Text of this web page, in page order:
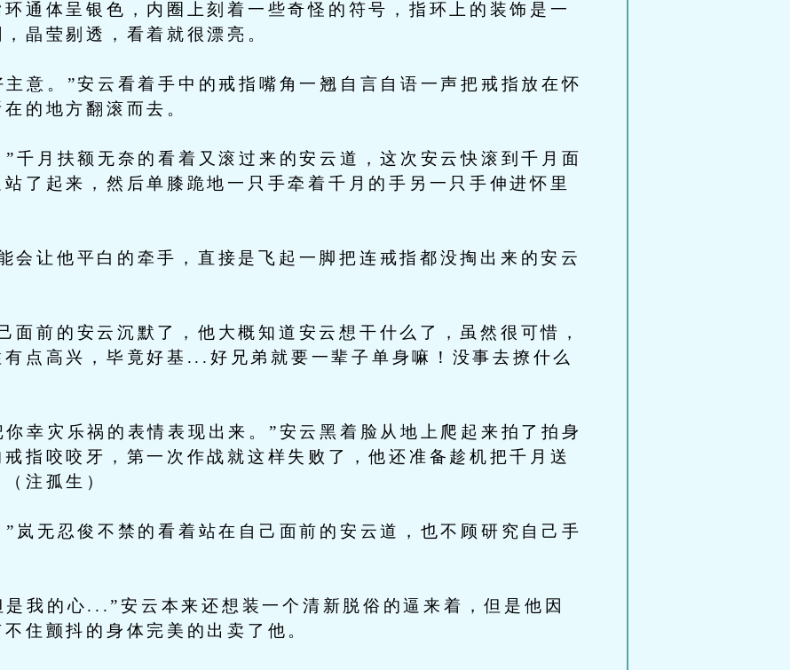
通体呈银色，内圈上刻着一些奇怪的符号，指环上的装饰是一
晶莹剔透，看着就很漂亮。
意。”安云看着手中的戒指嘴角一翘自言自语一声把戒指放在怀
的地方翻滚而去。
月扶额无奈的看着又滚过来的安云道，这次安云快滚到千月面
了起来，然后单膝跪地一只手牵着千月的手另一只手伸进怀里
让他平白的牵手，直接是飞起一脚把连戒指都没掏出来的安云
前的安云沉默了，他大概知道安云想干什么了，虽然很可惜，
点高兴，毕竟好基...好兄弟就要一辈子单身嘛！没事去撩什么
幸灾乐祸的表情表现出来。”安云黑着脸从地上爬起来拍了拍身
戒指咬咬牙，第一次作战就这样失败了，他还准备趁机把千月送
注孤生）
无忍俊不禁的看着站在自己面前的安云道，也不顾研究自己手
我的心...”安云本来还想装一个清新脱俗的逼来着，但是他因
住颤抖的身体完美的出卖了他。